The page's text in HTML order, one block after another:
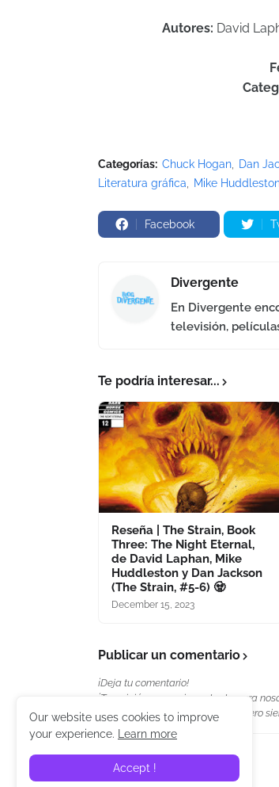
Autores: David
Categorías: Chuck Hogan Dan
Literatura gráfica
Mike
Facebook
Divergente
En Divergente
televisión,
Te podría interesar...
Reseña | The Strain, Book
Three: The Night Eternal,
de David Laphan, Mike
Huddleston y Dan Jackson
(The Strain, #5-6) 🧟
December 15, 2023
Publicar un comentario
¡Deja tu comentario!
¡Tu opinión es muy importante para
¡Exprésate con toda la libertad, pero
Our website uses cookies to improve
your experience.
Learn more
Accept !